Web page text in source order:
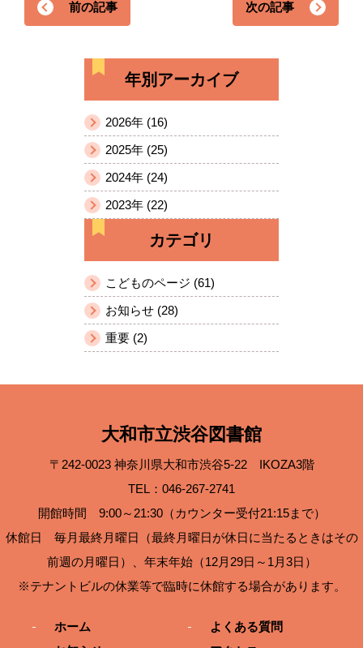
年別アーカイブ
2026年 (16)
2025年 (25)
2024年 (24)
2023年 (22)
カテゴリ
こどものページ (61)
お知らせ (28)
重要 (2)
前の記事 次の記事
大和市立渋谷図書館
〒242-0023 神奈川県大和市渋谷5-22 IKOZA3階
TEL：046-267-2741
開館時間 9:00～21:30（カウンター受付21:15まで）
休館日 毎月最終月曜日（最終月曜日が休日に当たるときはその
前週の月曜日）、年末年始（12月29日～1月3日）
※テナントビルの休業等で臨時に休館する場合があります。
ホーム
よくある質問